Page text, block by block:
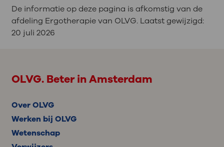
De informatie op deze pagina is afkomstig van de
afdeling Ergotherapie van OLVG. Laatst gewijzigd:
20 juli 2026
OLVG. Beter in Amsterdam
Over OLVG
Werken bij OLVG
Wetenschap